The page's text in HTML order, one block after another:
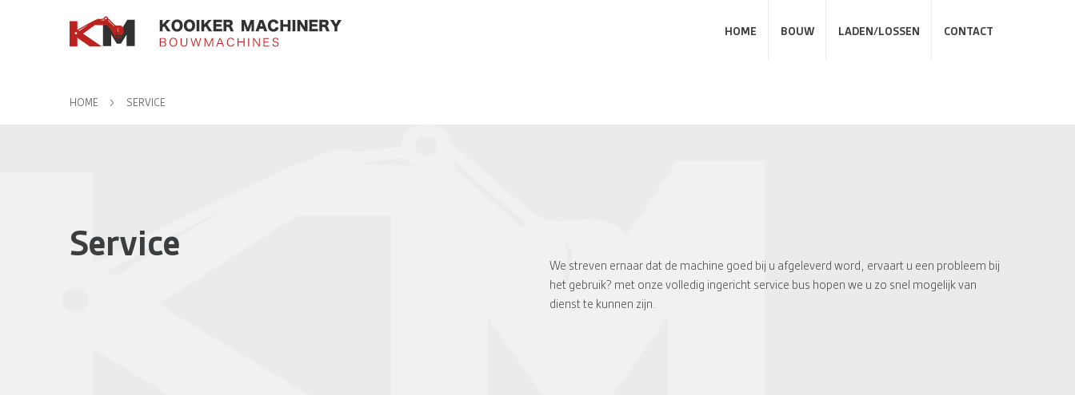
HOME BOUW LADEN/LOSSEN CONTACT
HOME SERVICE
Service
We streven ernaar dat de machine goed bij u afgeleverd word, ervaart u een probleem bij
het gebruik? met onze volledig ingericht service bus hopen we u zo snel mogelijk van
dienst te kunnen zijn.